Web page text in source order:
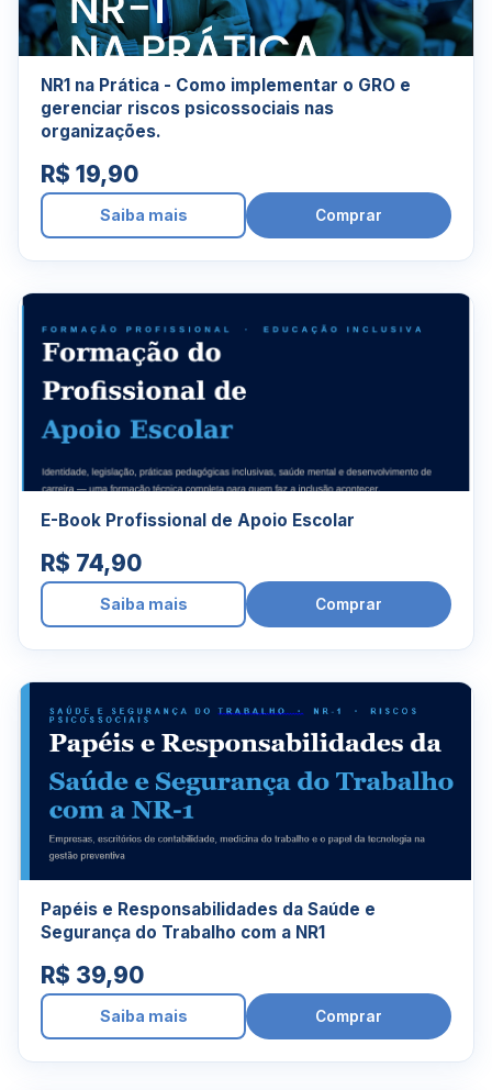
NR1 na Prática - Como implementar o GRO e
gerenciar riscos psicossociais nas
organizações.
R$ 19,90
Saiba mais Comprar
E-Book Profissional de Apoio Escolar
R$ 74,90
Saiba mais Comprar
Papéis e Responsabilidades da Saúde e
Segurança do Trabalho com a NR1
R$ 39,90
Saiba mais Comprar